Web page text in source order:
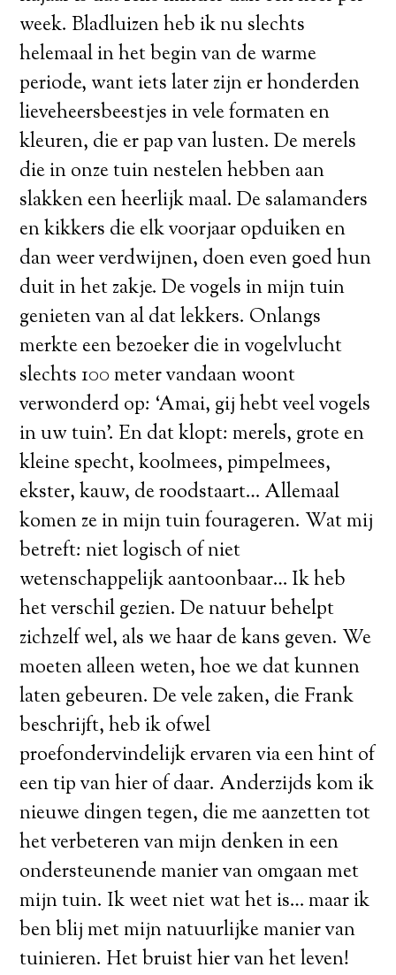
week. Bladluizen heb ik nu slechts
helemaal in het begin van de warme
periode, want iets later zijn er honderden
lieveheersbeestjes in vele formaten en
kleuren, die er pap van lusten. De merels
die in onze tuin nestelen hebben aan
slakken een heerlijk maal. De salamanders
en kikkers die elk voorjaar opduiken en
dan weer verdwijnen, doen even goed hun
duit in het zakje. De vogels in mijn tuin
genieten van al dat lekkers. Onlangs
merkte een bezoeker die in vogelvlucht
slechts 100 meter vandaan woont
verwonderd op: ‘Amai, gij hebt veel vogels
in uw tuin’. En dat klopt: merels, grote en
kleine specht, koolmees, pimpelmees,
ekster, kauw, de roodstaart… Allemaal
komen ze in mijn tuin fourageren. Wat mij
betreft: niet logisch of niet
wetenschappelijk aantoonbaar… Ik heb
het verschil gezien. De natuur behelpt
zichzelf wel, als we haar de kans geven. We
moeten alleen weten, hoe we dat kunnen
laten gebeuren. De vele zaken, die Frank
beschrijft, heb ik ofwel
proefondervindelijk ervaren via een hint of
een tip van hier of daar. Anderzijds kom ik
nieuwe dingen tegen, die me aanzetten tot
het verbeteren van mijn denken in een
ondersteunende manier van omgaan met
mijn tuin. Ik weet niet wat het is… maar ik
ben blij met mijn natuurlijke manier van
tuinieren. Het bruist hier van het leven!